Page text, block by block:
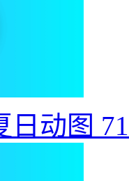
日动图